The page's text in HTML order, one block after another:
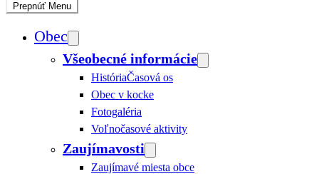
Prepnúť Menu
Obec
Všeobecné informácie
HistóriaČasová os
Obec v kocke
Fotogaléria
Voľnočasové aktivity
Zaujímavosti
Zaujímavé miesta obce